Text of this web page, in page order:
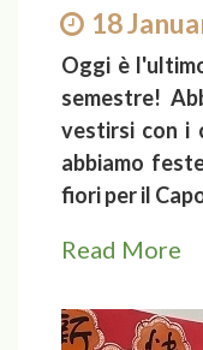
18
Oggi è
semestre!
vestirsi con i
abbiamo
fiori per il
Read More